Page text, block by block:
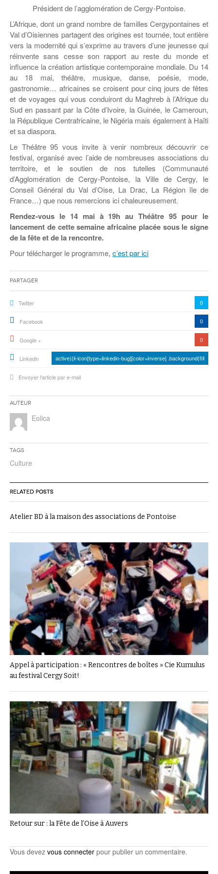
Malle pédagogique « Parcours d’exils
d’hier et d’aujourd’hui »
Story play’r
La ligue 95 et Recyclivre
Lutte contre l’illettrisme
Education aux médias
Les veilleurs de l’info
Education verte
Formation Eco-délégué.es
Actualité Ecole
Pour s’inscrire
Président de l’agglomération de Cergy-Pontoise.
L’Afrique, dont un grand nombre de familles Cergypontaines et
Val d’Oisiennes partagent des origines est tournée, tout entière
vers la modernité qui s’exprime au travers d’une jeunesse qui
réinvente sans cesse son rapport au reste du monde et
influence la création artistique contemporaine mondiale. Du 14
au 18 mai, théâtre, musique, danse, poésie, mode,
gastronomie… africaines se croisent pour cinq jours de fêtes
et de voyages qui vous conduiront du Maghreb à l’Afrique du
Sud en passant par la Côte d’Ivoire, la Guinée, le Cameroun,
la République Centrafricaine, le Nigéria mais également à Haïti
et sa diaspora.
Le Théâtre 95 vous invite à venir nombreux découvrir ce
festival, organisé avec l’aide de nombreuses associations du
territoire, et le soutien de nos tutelles (Communauté
d’Agglomération de Cergy-Pontoise, la Ville de Cergy, le
Conseil Général du Val d’Oise, La Drac, La Région île de
France…) que nous remercions ici chaleureusement.
Rendez-vous le 14 mai à 19h au Théâtre 95 pour le
lancement de cette semaine africaine placée sous le signe
de la fête et de la rencontre.
Pour télécharger le programme, c’est par ici
Partager
Twitter 0
Facebook 0
Google + 0
Linkedin active){li-icon[type=linkedin-bug][color=inverse] .background{fill
Envoyer l'article par e-mail
Auteur
Eolica
Tags
Culture
RELATED POSTS
Atelier BD à la maison des associations de Pontoise
Appel à participation : « Rencontres de boîtes » Cie Kumulus
au festival Cergy Soit!
Retour sur : la Fête de l’Oise à Auvers
Vous devez vous connecter pour publier un commentaire.